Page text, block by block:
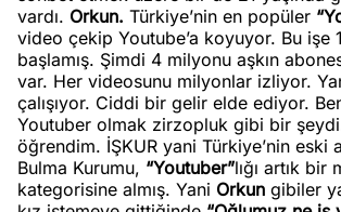
vardı. Orkun. Türkiye’nin en popüler
video çekip Youtube’a koyuyor. Bu işe
başlamış. Şimdi 4 milyonu aşkın
var. Her videosunu milyonlar izliyor.
çalışıyor. Ciddi bir gelir elde ediyor.
Youtuber olmak zirzopluk gibi bir
öğrendim. İŞKUR yani Türkiye’nin eski
Bulma Kurumu, “Youtuber”lığı artık bir
kategorisine almış. Yani Orkun gibiler